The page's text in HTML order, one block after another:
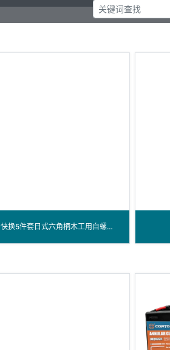
快换5件套日式六角柄木工用自螺钻套装